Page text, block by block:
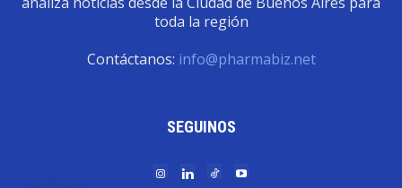
toda la región
Contáctanos: info@pharmabiz.net
SEGUINOS